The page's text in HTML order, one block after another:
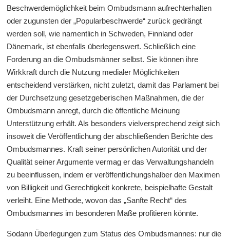
Beschwerdemöglichkeit beim Ombudsmann aufrechterhalten
oder zugunsten der „Popularbeschwerde“ zurück gedrängt
werden soll, wie namentlich in Schweden, Finnland oder
Dänemark, ist ebenfalls überlegenswert. Schließlich eine
Forderung an die Ombudsmänner selbst. Sie können ihre
Wirkkraft durch die Nutzung medialer Möglichkeiten
entscheidend verstärken, nicht zuletzt, damit das Parlament bei
der Durchsetzung gesetzgeberischen Maßnahmen, die der
Ombudsmann anregt, durch die öffentliche Meinung
Unterstützung erhält. Als besonders vielversprechend zeigt sich
insoweit die Veröffentlichung der abschließenden Berichte des
Ombudsmannes. Kraft seiner persönlichen Autorität und der
Qualität seiner Argumente vermag er das Verwaltungshandeln
zu beeinflussen, indem er veröffentlichungshalber den Maximen
von Billigkeit und Gerechtigkeit konkrete, beispielhafte Gestalt
verleiht. Eine Methode, wovon das „Sanfte Recht“ des
Ombudsmannes im besonderen Maße profitieren könnte.
Sodann Überlegungen zum Status des Ombudsmannes: nur die